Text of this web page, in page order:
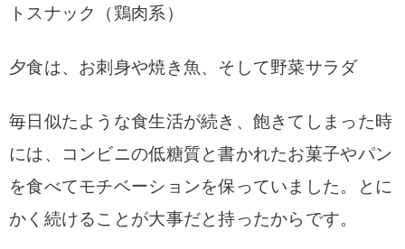
トスナック（鶏肉系）
夕食は、お刺身や焼き魚、そして野菜サラダ
毎日似たような食生活が続き、飽きてしまった時
には、コンビニの低糖質と書かれたお菓子やパン
を食べてモチベーションを保っていました。とに
かく続けることが大事だと持ったからです。